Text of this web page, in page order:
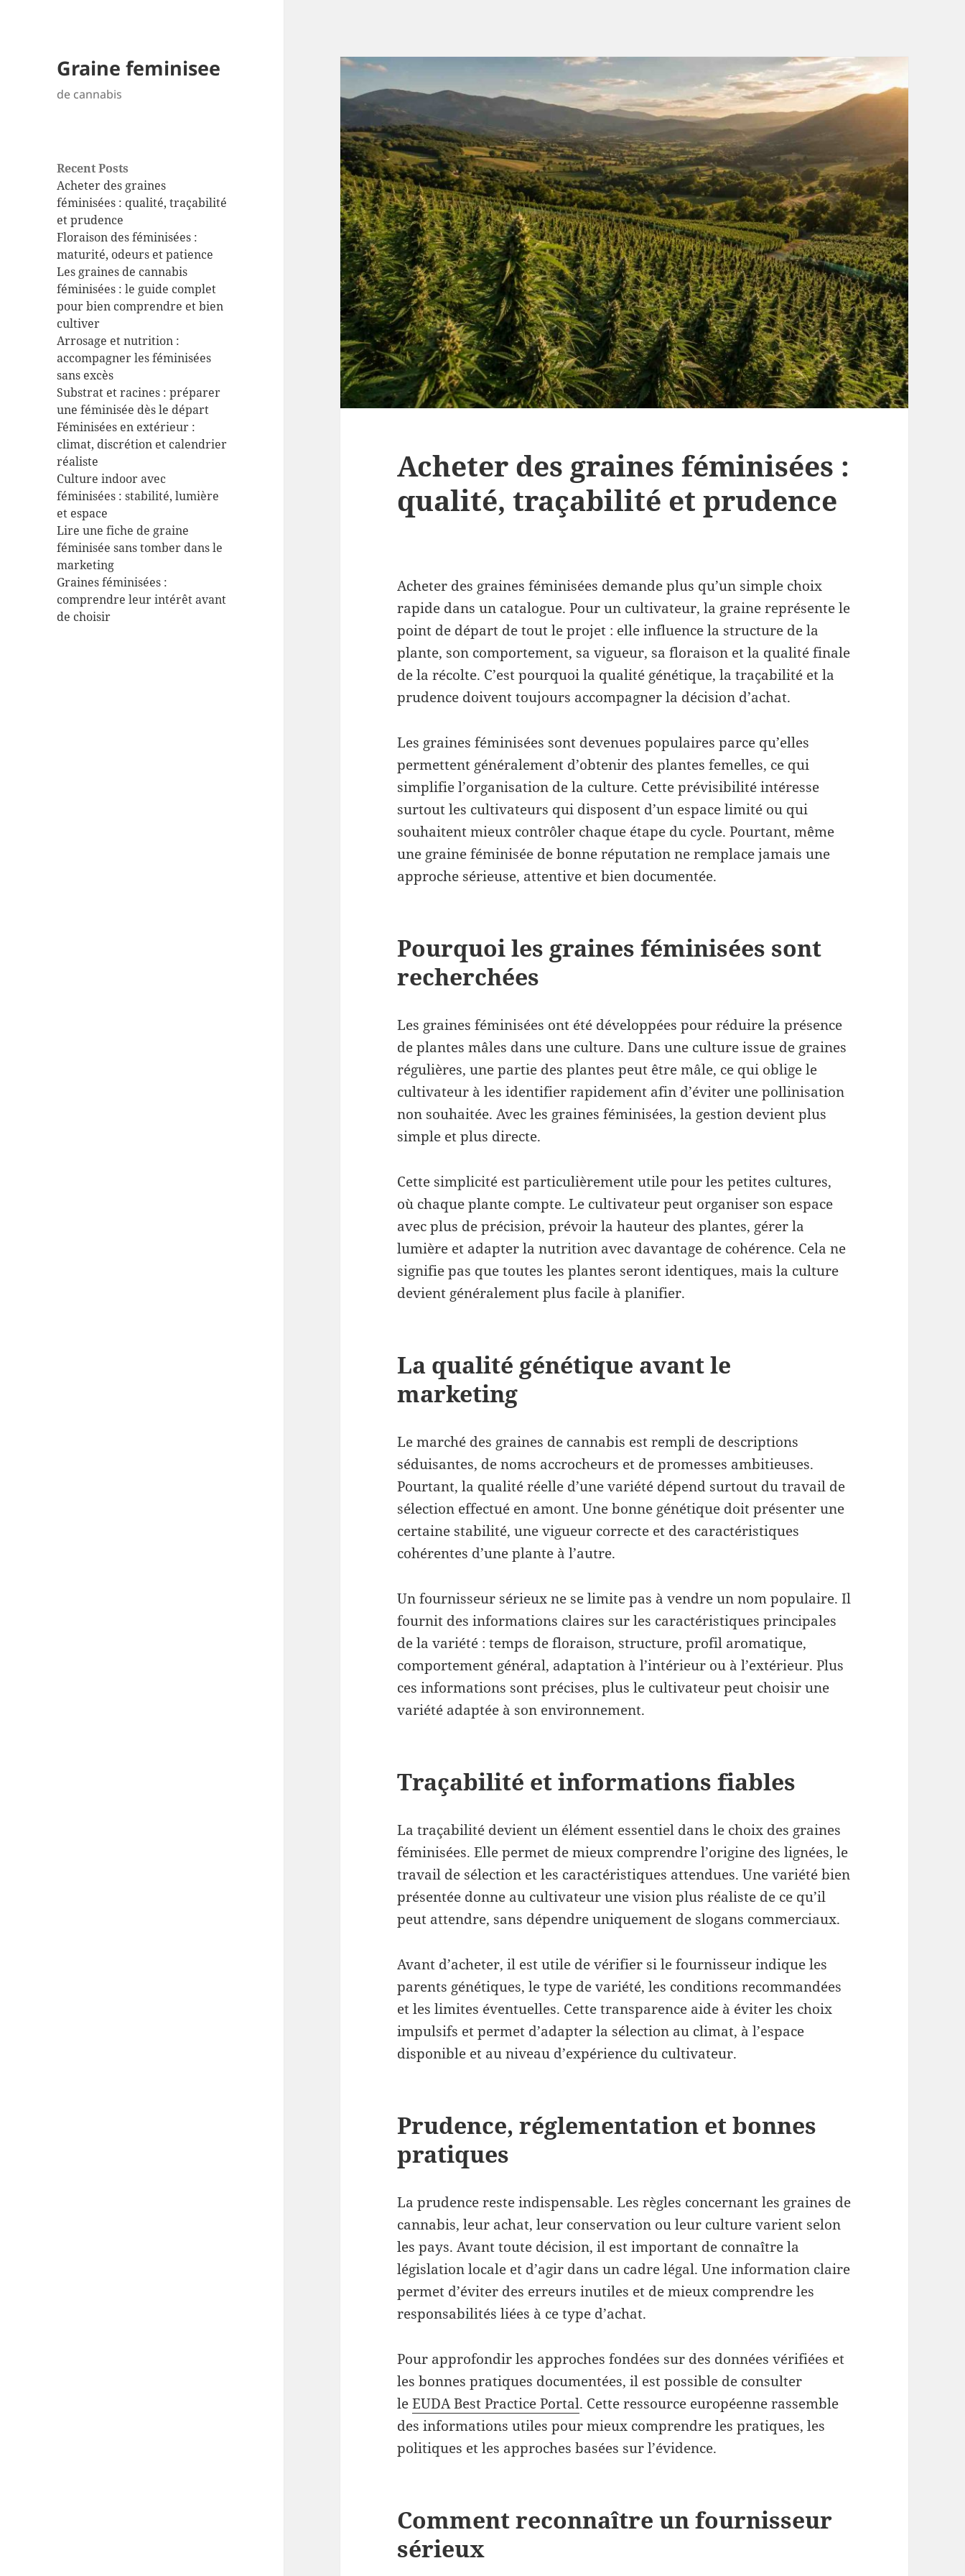
Graine feminisee
de cannabis
Recent Posts
Acheter des graines
féminisées : qualité, traçabilité
et prudence
Floraison des féminisées :
maturité, odeurs et patience
Les graines de cannabis
féminisées : le guide complet
pour bien comprendre et bien
cultiver
Arrosage et nutrition :
accompagner les féminisées
sans excès
Substrat et racines : préparer
une féminisée dès le départ
Féminisées en extérieur :
climat, discrétion et calendrier
réaliste
Culture indoor avec
féminisées : stabilité, lumière
et espace
Lire une fiche de graine
féminisée sans tomber dans le
marketing
Graines féminisées :
comprendre leur intérêt avant
de choisir
Acheter des graines féminisées :
qualité, traçabilité et prudence
Acheter des graines féminisées demande plus qu’un simple choix
rapide dans un catalogue. Pour un cultivateur, la graine représente le
point de départ de tout le projet : elle influence la structure de la
plante, son comportement, sa vigueur, sa floraison et la qualité finale
de la récolte. C’est pourquoi la qualité génétique, la traçabilité et la
prudence doivent toujours accompagner la décision d’achat.
Les graines féminisées sont devenues populaires parce qu’elles
permettent généralement d’obtenir des plantes femelles, ce qui
simplifie l’organisation de la culture. Cette prévisibilité intéresse
surtout les cultivateurs qui disposent d’un espace limité ou qui
souhaitent mieux contrôler chaque étape du cycle. Pourtant, même
une graine féminisée de bonne réputation ne remplace jamais une
approche sérieuse, attentive et bien documentée.
Pourquoi les graines féminisées sont
recherchées
Les graines féminisées ont été développées pour réduire la présence
de plantes mâles dans une culture. Dans une culture issue de graines
régulières, une partie des plantes peut être mâle, ce qui oblige le
cultivateur à les identifier rapidement afin d’éviter une pollinisation
non souhaitée. Avec les graines féminisées, la gestion devient plus
simple et plus directe.
Cette simplicité est particulièrement utile pour les petites cultures,
où chaque plante compte. Le cultivateur peut organiser son espace
avec plus de précision, prévoir la hauteur des plantes, gérer la
lumière et adapter la nutrition avec davantage de cohérence. Cela ne
signifie pas que toutes les plantes seront identiques, mais la culture
devient généralement plus facile à planifier.
La qualité génétique avant le
marketing
Le marché des graines de cannabis est rempli de descriptions
séduisantes, de noms accrocheurs et de promesses ambitieuses.
Pourtant, la qualité réelle d’une variété dépend surtout du travail de
sélection effectué en amont. Une bonne génétique doit présenter une
certaine stabilité, une vigueur correcte et des caractéristiques
cohérentes d’une plante à l’autre.
Un fournisseur sérieux ne se limite pas à vendre un nom populaire. Il
fournit des informations claires sur les caractéristiques principales
de la variété : temps de floraison, structure, profil aromatique,
comportement général, adaptation à l’intérieur ou à l’extérieur. Plus
ces informations sont précises, plus le cultivateur peut choisir une
variété adaptée à son environnement.
Traçabilité et informations fiables
La traçabilité devient un élément essentiel dans le choix des graines
féminisées. Elle permet de mieux comprendre l’origine des lignées, le
travail de sélection et les caractéristiques attendues. Une variété bien
présentée donne au cultivateur une vision plus réaliste de ce qu’il
peut attendre, sans dépendre uniquement de slogans commerciaux.
Avant d’acheter, il est utile de vérifier si le fournisseur indique les
parents génétiques, le type de variété, les conditions recommandées
et les limites éventuelles. Cette transparence aide à éviter les choix
impulsifs et permet d’adapter la sélection au climat, à l’espace
disponible et au niveau d’expérience du cultivateur.
Prudence, réglementation et bonnes
pratiques
La prudence reste indispensable. Les règles concernant les graines de
cannabis, leur achat, leur conservation ou leur culture varient selon
les pays. Avant toute décision, il est important de connaître la
législation locale et d’agir dans un cadre légal. Une information claire
permet d’éviter des erreurs inutiles et de mieux comprendre les
responsabilités liées à ce type d’achat.
Pour approfondir les approches fondées sur des données vérifiées et
les bonnes pratiques documentées, il est possible de consulter
leEUDA Best Practice Portal. Cette ressource européenne rassemble
des informations utiles pour mieux comprendre les pratiques, les
politiques et les approches basées sur l’évidence.
Comment reconnaître un fournisseur
sérieux